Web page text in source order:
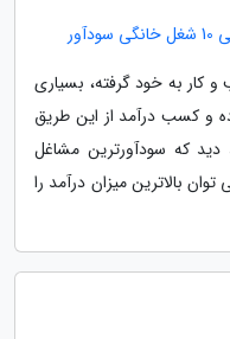
به خود گرفته، بسیاری
و کسب درآمد از این طریق
دید که سودآورترین مشاغل
بالاترین میزان درآمد را